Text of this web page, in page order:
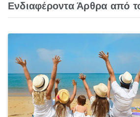
Ενδιαφέροντα Άρθρα από